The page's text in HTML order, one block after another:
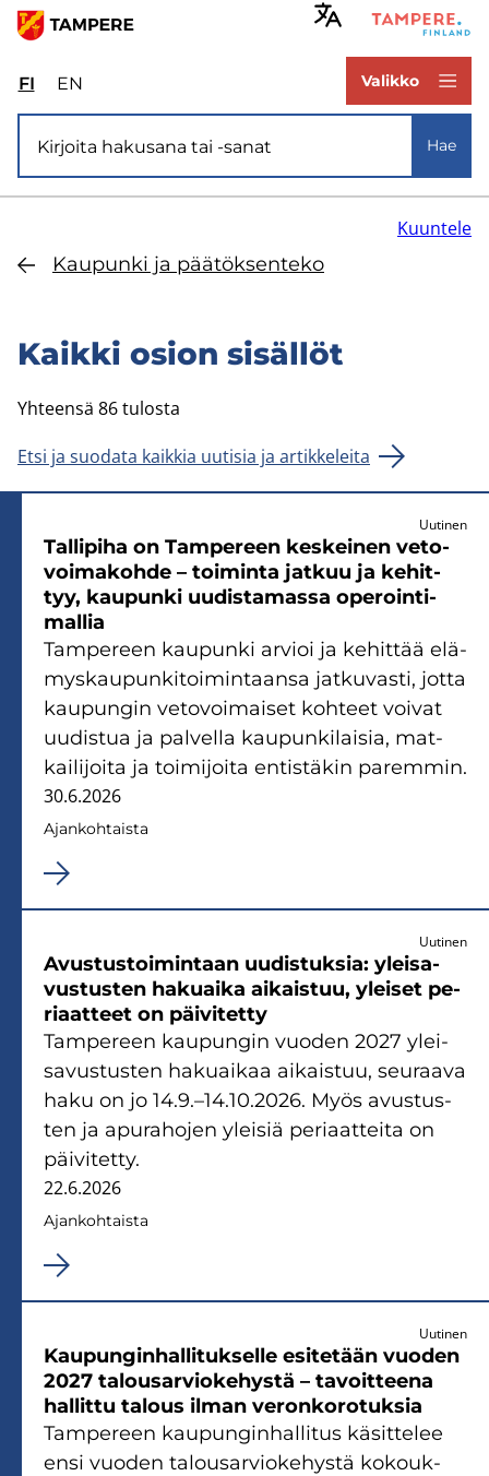
Hyppää
FIValitse
sivuston
kieli:
suomi
ENSelect
site
language:
Valikko
Hae
Kau­pun­ki ja pää­tök­sen­te­ko
Kuuntele
Kaik­ki osion si­säl­löt
Yhteensä 86 tulosta
Etsi ja suodata kaikkia uutisia ja artikkeleita
Uutinen
Tal­li­pi­ha on Tam­pe­reen kes­kei­nen ve­to­
voi­ma­koh­de – toi­min­ta jat­kuu ja ke­hit­
tyy, kau­pun­ki uu­dis­ta­mas­sa ope­roin­ti­
mal­lia
Tam­pe­reen kau­pun­ki ar­vioi ja ke­hit­tää elä­
mys­kau­pun­ki­toi­min­taan­sa jat­ku­vas­ti, jotta
kau­pun­gin ve­to­voi­mai­set koh­teet voi­vat
uu­dis­tua ja pal­vel­la kau­pun­ki­lai­sia, mat­
kai­li­joi­ta ja toi­mi­joi­ta en­tis­tä­kin pa­rem­min.
30.6.2026
Ajan­koh­tais­ta
Uutinen
Avus­tus­toi­min­taan uu­dis­tuk­sia: ylei­sa­
vus­tus­ten ha­kuai­ka ai­kais­tuu, ylei­set pe­
ri­aat­teet on päi­vi­tet­ty
Tam­pe­reen kau­pun­gin vuo­den 2027 ylei­
sa­vus­tus­ten ha­kuai­kaa ai­kais­tuu, seu­raa­va
haku on jo 14.9.–14.10.2026. Myös avus­tus­
ten ja apu­ra­ho­jen ylei­siä pe­ri­aat­tei­ta on
päi­vi­tet­ty.
22.6.2026
Ajan­koh­tais­ta
Uutinen
Kau­pun­gin­hal­li­tuk­sel­le esi­te­tään vuo­den
2027 ta­lous­ar­vio­ke­hys­tä – ta­voit­tee­na
hal­lit­tu ta­lous ilman ve­ron­ko­ro­tuk­sia
Tam­pe­reen kau­pun­gin­hal­li­tus kä­sit­te­lee
ensi vuo­den ta­lous­ar­vio­ke­hys­tä ko­kouk­